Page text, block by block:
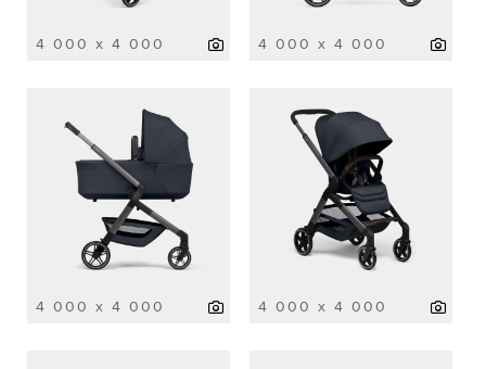
4 000 x 4 000 4 000 x 4 000
4 000 x 4 000 4 000 x 4 000